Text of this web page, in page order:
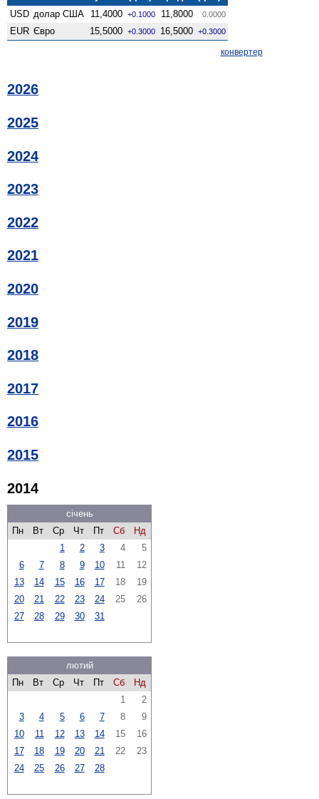
USD долар США 11,4000 +0.1000 11,8000 0.0000
EUR Євро 15,5000 +0.3000 16,5000 +0.3000
конвертер
2026
2025
2024
2023
2022
2021
2020
2019
2018
2017
2016
2015
2014
січень
Пн
Вт Ср Чт Пт Сб
Нд
1
2 3 4
5
6
7 8 9 10 11
12
13
14 15 16 17 18
19
20
21 22 23 24 25
26
27
28 29 30 31
лютий
Пн
Вт Ср Чт Пт Сб
Нд
1
2
3
4 5 6 7 8
9
10
11 12 13 14 15
16
17
18 19 20 21 22
23
24
25 26 27 28